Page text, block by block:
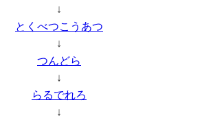
↓
とくべつこうあつ
↓
つんどら
↓
らるでれろ
↓